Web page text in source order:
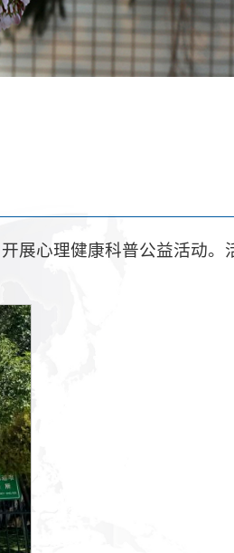
展心理健康科普公益活动。